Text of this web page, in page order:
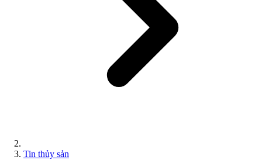
Tin thủy sản